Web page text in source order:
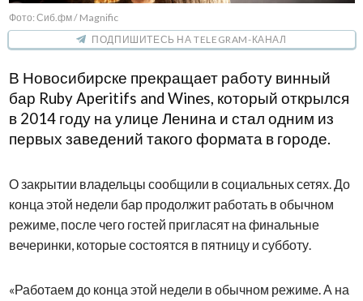
Фото: Сиб.фм / Magnific
ПОДПИШИТЕСЬ НА TELEGRAM-КАНАЛ
В Новосибирске прекращает работу винный
бар Ruby Aperitifs and Wines, который открылся
в 2014 году на улице Ленина и стал одним из
первых заведений такого формата в городе.
О закрытии владельцы сообщили в социальных сетях. До
конца этой недели бар продолжит работать в обычном
режиме, после чего гостей пригласят на финальные
вечеринки, которые состоятся в пятницу и субботу.
«Работаем до конца этой недели в обычном режиме. А на